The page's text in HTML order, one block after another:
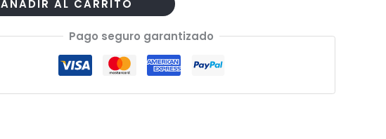
AÑADIR AL CARRITO
Pago seguro garantizado